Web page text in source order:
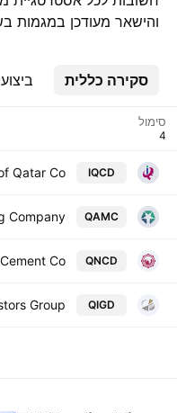
והישאר מעודכן במגמות
סקירה כללית
סימול
IQCD
Qatar Co.
QAMC
Company
QNCD
Co.
QIGD
Group